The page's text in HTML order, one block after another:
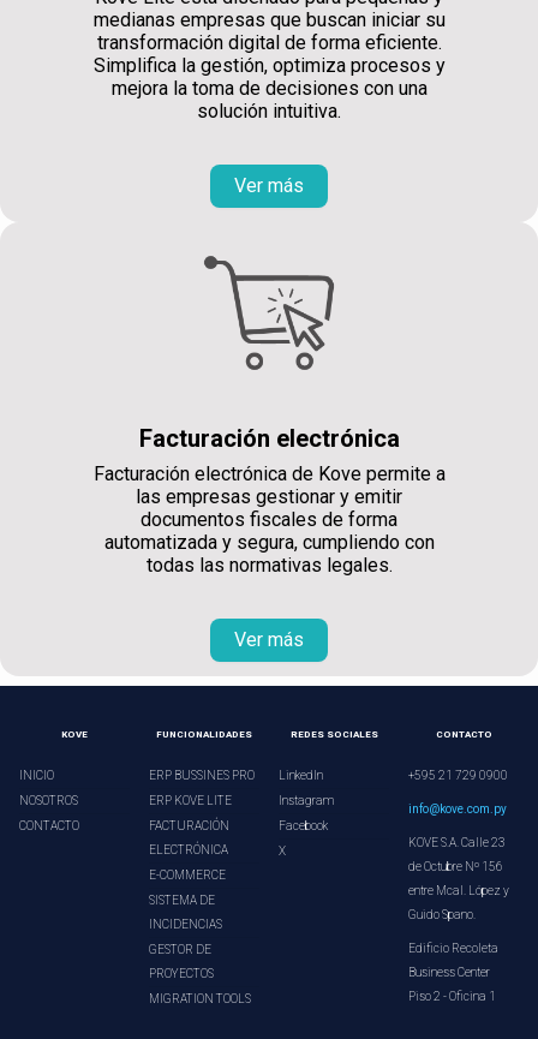
medianas empresas que buscan iniciar su
transformación digital de forma eficiente.
Simplifica la gestión, optimiza procesos y
mejora la toma de decisiones con una
solución intuitiva.
Ver más
Facturación electrónica
Facturación electrónica de Kove permite a
las empresas gestionar y emitir
documentos fiscales de forma
automatizada y segura, cumpliendo con
todas las normativas legales.
Ver más
KOVE
INICIO
NOSOTROS
CONTACTO
FUNCIONALIDADES
ERP BUSSINES PRO
ERP KOVE LITE
FACTURACIÓN
ELECTRÓNICA
E-COMMERCE
SISTEMA DE
INCIDENCIAS
GESTOR DE
PROYECTOS
MIGRATION TOOLS
REDES SOCIALES
LinkedIn
Instagram
Facebook
X
CONTACTO
+595 21 729 0900
info@kove.com.py
KOVE S.A. Calle 23
de Octubre Nº 156
entre Mcal. López y
Guido Spano.
Edificio Recoleta
Business Center
Piso 2 - Oficina 1